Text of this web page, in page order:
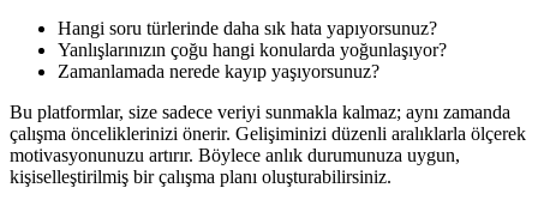
Hangi soru türlerinde daha sık hata yapıyorsunuz?
Yanlışlarınızın çoğu hangi konularda yoğunlaşıyor?
Zamanlamada nerede kayıp yaşıyorsunuz?
Bu platformlar, size sadece veriyi sunmakla kalmaz; aynı zamanda
çalışma önceliklerinizi önerir. Gelişiminizi düzenli aralıklarla ölçerek
motivasyonunuzu artırır. Böylece anlık durumunuza uygun,
kişiselleştirilmiş bir çalışma planı oluşturabilirsiniz.